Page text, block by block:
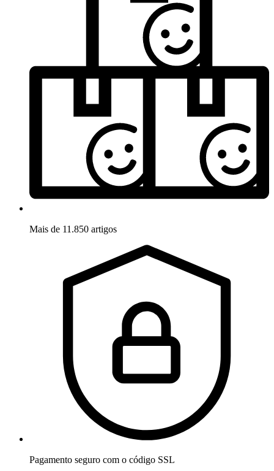
Mais de 11.850 artigos
Pagamento seguro com o código SSL